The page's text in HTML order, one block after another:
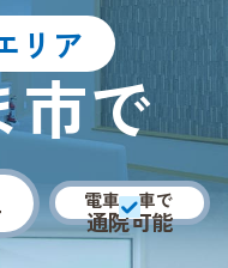
リア
市で
電車・車で
通院可能